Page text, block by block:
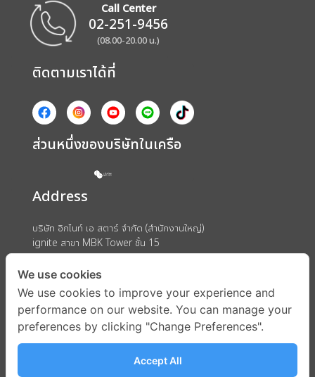
Call Center
02-251-9456
(08.00-20.00 น.)
ติดตามเราได้ที่
ส่วนหนึ่งของบริษัทในเครือ
Address
บริษัท อิกไนท์ เอ สตาร์ จำกัด (สำนักงานใหญ่)
ignite สาขา MBK Tower ชั้น 15
ถนนพญาไท แขวงวังใหม่ เขตปทุมวัน กรุงเทพมหานคร 10330
We use cookies
We use cookies to improve your experience and
performance on our website. You can manage your
preferences by clicking "Change Preferences".
Accept All